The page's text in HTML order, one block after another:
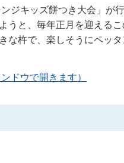
ジキッズ餅つき大会」が行
うと、毎年正月を迎える
な杵で、楽しそうにペッ
ドウで開きます）